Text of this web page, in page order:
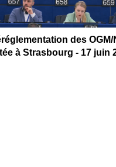
des OGM/
à Strasbourg - 17 juin